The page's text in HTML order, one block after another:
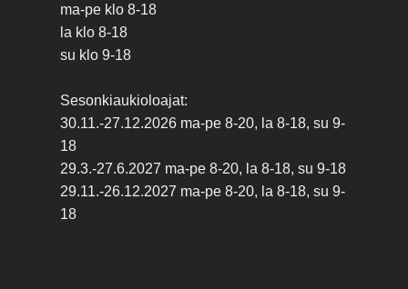
ma-pe klo 8-18
la klo 8-18
su klo 9-18
Sesonkiaukioloajat:
30.11.-27.12.2026 ma-pe 8-20, la 8-18, su 9-
18
29.3.-27.6.2027 ma-pe 8-20, la 8-18, su 9-18
29.11.-26.12.2027 ma-pe 8-20, la 8-18, su 9-
18